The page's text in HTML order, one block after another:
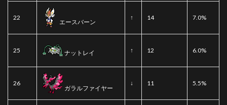
22
エースバーン
↑ 14 7.0%
25 ナットレイ ↑ 12 6.0%
26
ガラルファイヤー
↓ 11 5.5%